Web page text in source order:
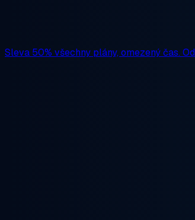
Sleva 50% všechny plány, omezený čas. Od